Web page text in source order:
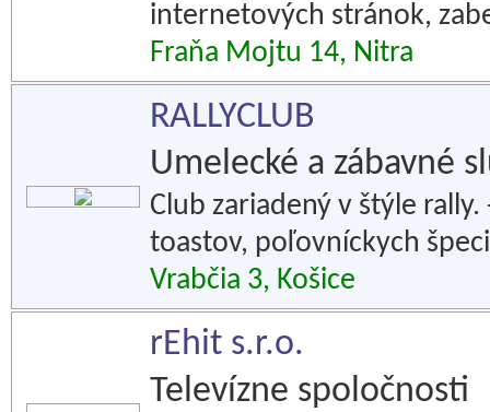
internetových stránok,
Fraňa Mojtu 14, Nitra
RALLYCLUB
Umelecké a zábavné
Club zariadený v štýle
toastov, poľovníckych
Vrabčia 3, Košice
rEhit s.r.o.
Televízne spoločnosti